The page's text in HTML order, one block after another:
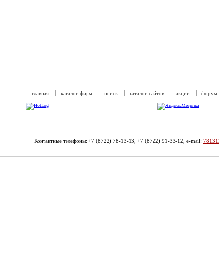
главная каталог фирм поиск каталог сайтов акции форум
Контактные телефоны: +7 (8722) 78-13-13, +7 (8722) 91-33-12, e-mail: